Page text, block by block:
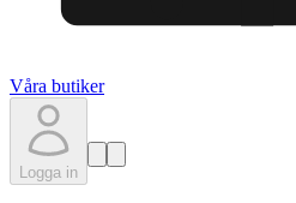
Våra butiker
Logga in